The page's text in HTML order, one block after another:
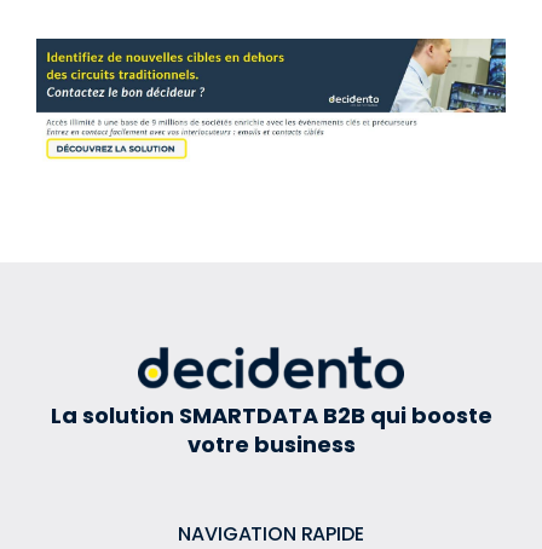
La solution SMARTDATA B2B qui booste
votre business
NAVIGATION RAPIDE